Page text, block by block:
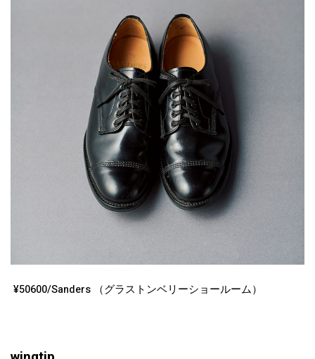
¥50600/Sanders （グラストンベリーショールーム）